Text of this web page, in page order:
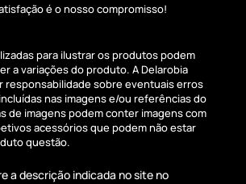
é o nosso compromisso!
para ilustrar os produtos podem
a variações do produto. A Delarobia
responsabilidade sobre eventuais erros
nas imagens e/ou referências do
de imagens podem conter imagens com
acessórios que podem não estar
questão.
a descrição indicada no site no